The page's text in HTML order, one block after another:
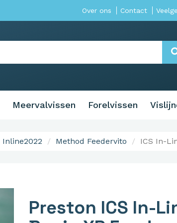
Over ons Contact
Meervalvissen Forelvissen
Inline2022 Method Feedervito ICS In-
Preston ICS In-